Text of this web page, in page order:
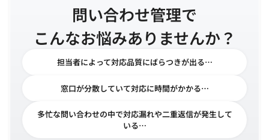
問い合わせ管理で
こんなお悩みありませんか？
担当者によって対応品質にばらつきが出る…
窓口が分散していて対応に時間がかかる…
多忙な問い合わせの中で対応漏れや二重返信が発生して
いる…